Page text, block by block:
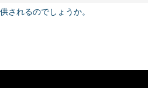
されるのでしょうか。